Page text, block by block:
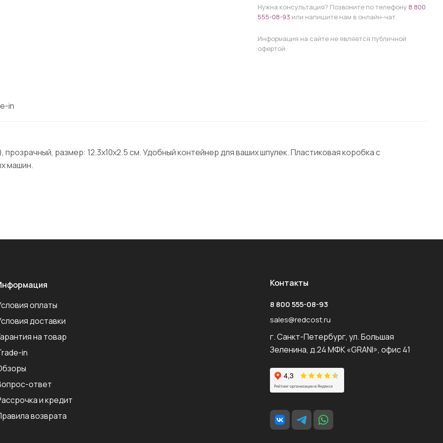
Нужна консультация? Позвоните по телефону 8 800
555-08-93 или напишите нам в онлайн-чат.
Информация на сайте не является публичной
офертой.
in
размер: 12.3х10х2.5 см. Удобный контейнер для ваших шпулек. Пластиковая коробка с
машин.
оплаты
доставки
на товар
in
ответ
и кредит
возврата
Контакты
8 800 555-08-93
sales@redcost.ru
г. Санкт-Петербург, ул. Большая
Зеленина, д.24 МФК «GRANI», офис 41